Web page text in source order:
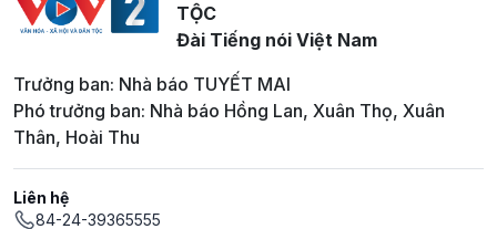
TỘC
Đài Tiếng nói Việt Nam
Trưởng ban: Nhà báo TUYẾT MAI
Phó trưởng ban: Nhà báo Hồng Lan, Xuân Thọ, Xuân
Thân, Hoài Thu
Liên hệ
84-24-39365555